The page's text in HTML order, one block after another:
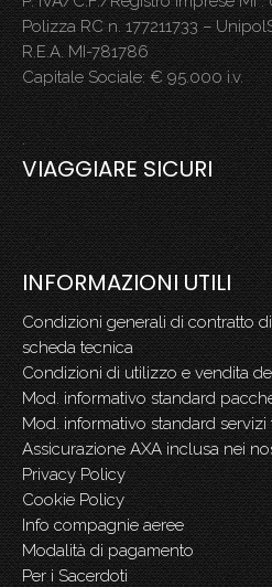
Polizza RC n. 177211733 –
R.E.A. MI-781786
Capitale Sociale: € 95.000 i.v.
.
VIAGGIARE SICURI
INFORMAZIONI UTILI
Condizioni generali di contratto
scheda tecnica
Condizioni di utilizzo e vendita
Mod. informativo standard
Mod. informativo standard
Assicurazione AXA inclusa nei
Privacy Policy
Cookie Policy
Info compagnie aeree
Modalità di pagamento
Per i Sacerdoti